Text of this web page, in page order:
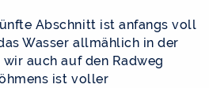
Abschnitt ist anfangs voll
Wasser allmählich in der
auch auf den Radweg
ist voller